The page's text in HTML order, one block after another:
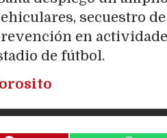
secuestro
en
de fútbol.